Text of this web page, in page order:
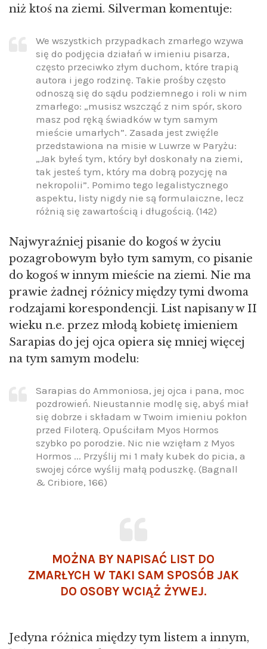
niż ktoś na ziemi. Silverman komentuje:
We wszystkich przypadkach zmarłego wzywa
się do podjęcia działań w imieniu pisarza,
często przeciwko złym duchom, które trapią
autora i jego rodzinę. Takie prośby często
odnoszą się do sądu podziemnego i roli w nim
zmarłego: „musisz wszcząć z nim spór, skoro
masz pod ręką świadków w tym samym
mieście umarłych”. Zasada jest zwięźle
przedstawiona na misie w Luwrze w Paryżu:
„Jak byłeś tym, który był doskonały na ziemi,
tak jesteś tym, który ma dobrą pozycję na
nekropolii”. Pomimo tego legalistycznego
aspektu, listy nigdy nie są formulaiczne, lecz
różnią się zawartością i długością. (142)
Najwyraźniej pisanie do kogoś w życiu
pozagrobowym było tym samym, co pisanie
do kogoś w innym mieście na ziemi. Nie ma
prawie żadnej różnicy między tymi dwoma
rodzajami korespondencji. List napisany w II
wieku n.e. przez młodą kobietę imieniem
Sarapias do jej ojca opiera się mniej więcej
na tym samym modelu:
Sarapias do Ammoniosa, jej ojca i pana, moc
pozdrowień. Nieustannie modlę się, abyś miał
się dobrze i składam w Twoim imieniu pokłon
przed Filoterą. Opuściłam Myos Hormos
szybko po porodzie. Nic nie wzięłam z Myos
Hormos ... Przyślij mi 1 mały kubek do picia, a
swojej córce wyślij małą poduszkę. (Bagnall
& Cribiore, 166)
MOŻNA BY NAPISAĆ LIST DO
ZMARŁYCH W TAKI SAM SPOSÓB JAK
DO OSOBY WCIĄŻ ŻYWEJ.
Jedyna różnica między tym listem a innym,